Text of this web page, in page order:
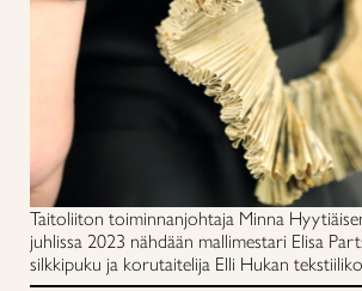
Taitoliiton toiminnanjohtaja Minna
juhlissa 2023 nähdään mallimestari Elisa
silkkipuku ja korutaitelija Elli Hukan